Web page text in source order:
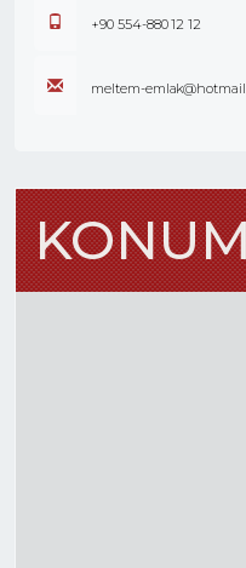
+90 554-880 12 12
meltem-